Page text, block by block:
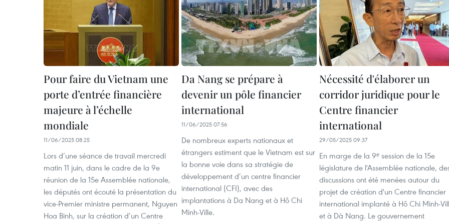
Pour faire du Vietnam une
porte d’entrée financière
majeure à l’échelle
mondiale
11/06/2025 08:25
Lors d’une séance de travail mercredi
matin 11 juin, dans le cadre de la 9e
réunion de la 15e Assemblée nationale,
les députés ont écouté la présentation du
vice-Premier ministre permanent, Nguyen
Hoa Binh, sur la création d’un Centre
Da Nang se prépare à
devenir un pôle financier
international
11/06/2025 07:56
De nombreux experts nationaux et
étrangers estiment que le Vietnam est sur
la bonne voie dans sa stratégie de
développement d’un centre financier
international (CFI), avec des
implantations à Da Nang et à Hô Chi
Minh-Ville.
Nécessité d'élaborer un
corridor juridique pour le
Centre financier
international
29/05/2025 09:37
En marge de la 9ᵉ session de la 15e
législature de l'Assemblée nationale,
discussions ont été menées autour du
projet de création d'un Centre financier
international implanté à Hô Chi Minh-
et à Dà Nang. Le gouvernement